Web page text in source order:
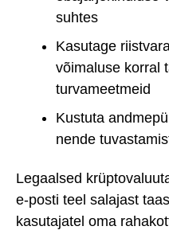
suhtes
Kasutage
võimaluse korral
turvameetmeid
Kustuta
nende
Legaalsed
e-posti teel salajast
kasutajatel oma